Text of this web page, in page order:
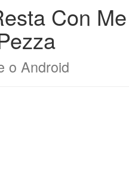
Con Me
o Android